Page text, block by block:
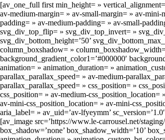
[av_one_full first min_height= »
av-medium-margin= » av-small-margin= » av-
padding= » av-medium-padding= » av-small-
svg_div_top_flip= » svg_div_top_invert= »
svg_div_bottom_height=’50’
column_boxshadow= »
background_gradient_color1=’#000000′
animation= » animation_duration= »
parallax_parallax_speed= » av-medium-
parallax_parallax_speed= » css_position= »
css_position= » av-medium-
av-mini-css_position_location= » av-mini-
aria_label= » av_uid=’av-lfyeymm’
[av_image src=’https://www.le-carrousel.net/
box_shadow=’none’ box_shadow_width=’10’